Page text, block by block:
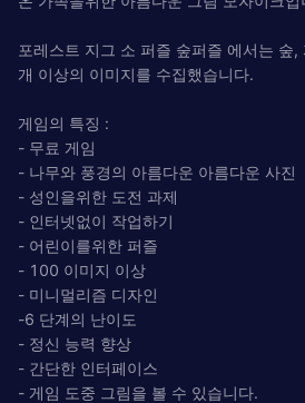
포레스트 지그 소 퍼즐 숲퍼즐 에서는 숲
개 이상의 이미지를 수집했습니다.
게임의 특징 :
- 무료 게임
- 나무와 풍경의 아름다운 아름다운 사진
- 성인을위한 도전 과제
- 인터넷없이 작업하기
- 어린이를위한 퍼즐
- 100 이미지 이상
- 미니멀리즘 디자인
-6 단계의 난이도
- 정신 능력 향상
- 간단한 인터페이스
- 게임 도중 그림을 볼 수 있습니다.